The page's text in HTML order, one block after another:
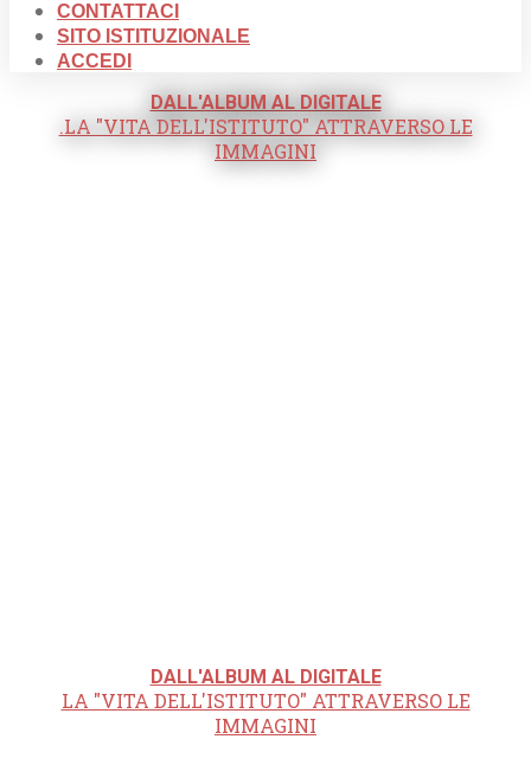
CONTATTACI
SITO ISTITUZIONALE
ACCEDI
DALL'ALBUM AL DIGITALE
.LA "VITA DELL'ISTITUTO" ATTRAVERSO LE
IMMAGINI
DALL'ALBUM AL DIGITALE
LA "VITA DELL'ISTITUTO" ATTRAVERSO LE
IMMAGINI